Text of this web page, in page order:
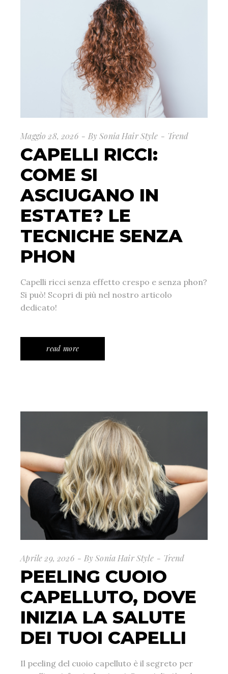
Maggio 28, 2026 By Sonia Hair Style Trend
CAPELLI RICCI:
COME SI
ASCIUGANO IN
ESTATE? LE
TECNICHE SENZA
PHON
Capelli ricci senza effetto crespo e senza phon?
Si può! Scopri di più nel nostro articolo
dedicato!
read more
Aprile 29, 2026 By Sonia Hair Style Trend
PEELING CUOIO
CAPELLUTO, DOVE
INIZIA LA SALUTE
DEI TUOI CAPELLI
Il peeling del cuoio capelluto è il segreto per